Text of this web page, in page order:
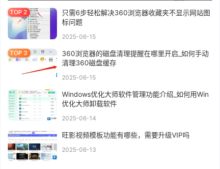
只需6步轻松解决360浏览器收藏夹不显示网站图
标问题
2025-06-15
360浏览器的磁盘清理提醒在哪里开启_如何手动
清理360磁盘缓存
2025-06-15
Windows优化大师软件管理功能介绍_如何用Win
优化大师卸载软件
2025-06-14
旺影视频模板功能有哪些，需要升级VIP吗
2025-06-13